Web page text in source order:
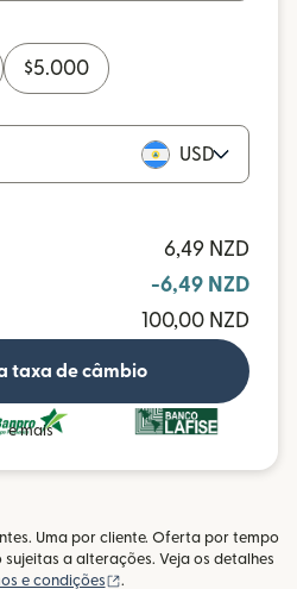
$5.000
USD
6,49 NZD
-6,49 NZD
100,00 NZD
taxa de câmbio
e mais
Uma por cliente. Oferta por tempo
sujeitas a alterações. Veja os detalhes
e condições (abre em uma nova
.